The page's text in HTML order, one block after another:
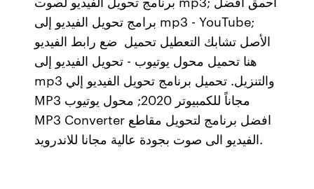
برامج تحويل الفيديو إلى mp3 - YouTube;
الأصل تشابك التعطيل تحميل ضع رابط الفيديو
هنا تحميل محول يوتيوب - تحويل الفيديو إلى
mp3 والتنزيل. تحميل برنامج تحويل الفيديو إلي
MP3 مجاناً للكمبيوتر 2020; محول يوتيوب
MP3 Converter افضل برنامج لتحويل مقاطع
الفيديو الى صوت بجودة عالية مجانا للاندرويد.